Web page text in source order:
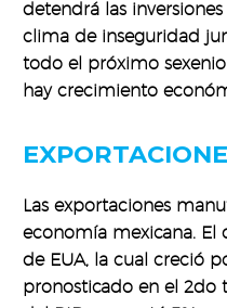
detendrá las
clima de inseguridad
todo el próximo
hay crecimiento
Las exportaciones
economía mexicana.
de EUA, la cual creció
pronosticado en el 2do